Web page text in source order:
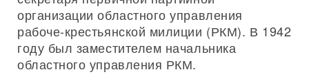
организации областного управления
рабоче-крестьянской милиции (РКМ). В 1942
году был заместителем начальника
областного управления РКМ.